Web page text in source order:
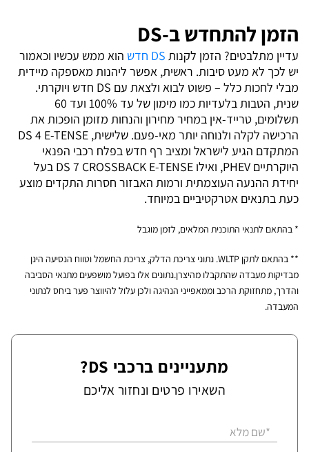
הזמן להתחדש ב-DS
עדיין מתלבטים? הזמן לקנות DS חדש
הוא ממש עכשיו וכאמור
יש לכך לא מעט סיבות. ראשית, אפשר ליהנות מאספקה מיידית
מבלי לחכות כלל – פשוט לבוא ולצאת עם DS חדש ויוקרתי.
שנית, הטבות בלעדיות כמו מימון של עד 100% ועד 60
תשלומים, טרייד-אין במחיר מחירון והנחות מזומן הופכות את
הרכישה לקלה ולנוחה יותר מאי-פעם. שלישית, DS 4 E-TENSE
המתקדם הגיע לישראל ומציב רף חדש בפלח רכבי הפנאי
היוקרתיים PHEV, ואילו DS 7 CROSSBACK E-TENSE בעל
יחידת ההנעה העוצמתית ורמות האבזור חסרות התקדים מוצע
כעת בתנאים אטרקטיביים במיוחד.
* בהתאם לתנאי התוכנית המלאים, לזמן מוגבל
** בהתאם לתקן WLTP. נתוני צריכת הדלק, צריכת החשמל וטווח הנסיעה הינן
מבדיקות מעבדה שהתקבלו מהיצרן.נתונים אלו בפועל מושפעים מתנאי הסביבה
והדרך, מתחזוקת הרכב וממאפייני הנהיגה ולכן עלול להיווצר פער ביחס לנתוני
המעבדה.
מתעניינים ברכבי DS?
השאירו פרטים ונחזור אליכם
*שם מלא